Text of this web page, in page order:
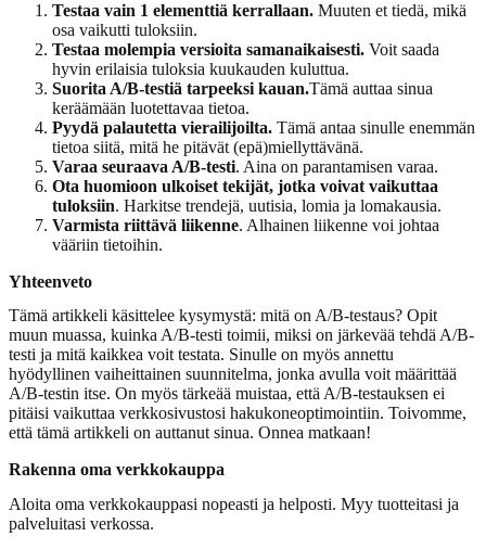
Testaa vain 1 elementtiä kerrallaan. Muuten et tiedä, mikä
osa vaikutti tuloksiin.
Testaa molempia versioita samanaikaisesti. Voit saada
hyvin erilaisia tuloksia kuukauden kuluttua.
Suorita A/B-testiä tarpeeksi kauan.Tämä auttaa sinua
keräämään luotettavaa tietoa.
Pyydä palautetta vierailijoilta. Tämä antaa sinulle enemmän
tietoa siitä, mitä he pitävät (epä)miellyttävänä.
Varaa seuraava A/B-testi. Aina on parantamisen varaa.
Ota huomioon ulkoiset tekijät, jotka voivat vaikuttaa
tuloksiin. Harkitse trendejä, uutisia, lomia ja lomakausia.
Varmista riittävä liikenne. Alhainen liikenne voi johtaa
vääriin tietoihin.
Yhteenveto
Tämä artikkeli käsittelee kysymystä: mitä on A/B-testaus? Opit
muun muassa, kuinka A/B-testi toimii, miksi on järkevää tehdä A/B-
testi ja mitä kaikkea voit testata. Sinulle on myös annettu
hyödyllinen vaiheittainen suunnitelma, jonka avulla voit määrittää
A/B-testin itse. On myös tärkeää muistaa, että A/B-testauksen ei
pitäisi vaikuttaa verkkosivustosi hakukoneoptimointiin. Toivomme,
että tämä artikkeli on auttanut sinua. Onnea matkaan!
Rakenna oma verkkokauppa
Aloita oma verkkokauppasi nopeasti ja helposti. Myy tuotteitasi ja
palveluitasi verkossa.